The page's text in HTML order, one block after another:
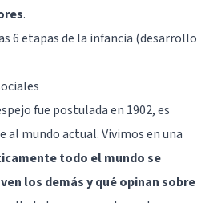
.
6 etapas de la infancia (desarrollo
fue postulada en 1902, es
mundo actual. Vivimos en una
todo el mundo se
los demás y qué opinan sobre